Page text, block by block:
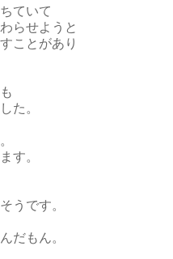
ていて
らせようと
ことがあり
た。
す。
うです。
だもん。